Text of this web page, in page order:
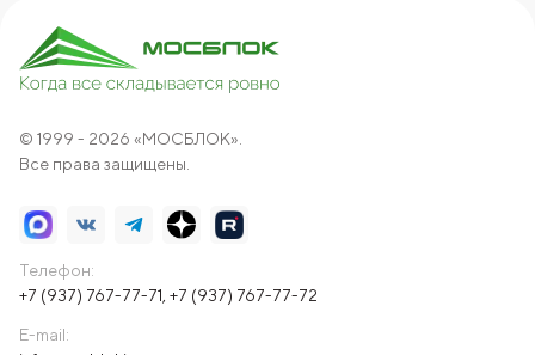
© 1999 - 2026 «МОСБЛОК».
Все права защищены.
Телефон:
+7 (937) 767-77-71 +7 (937) 767-77-72
E-mail: